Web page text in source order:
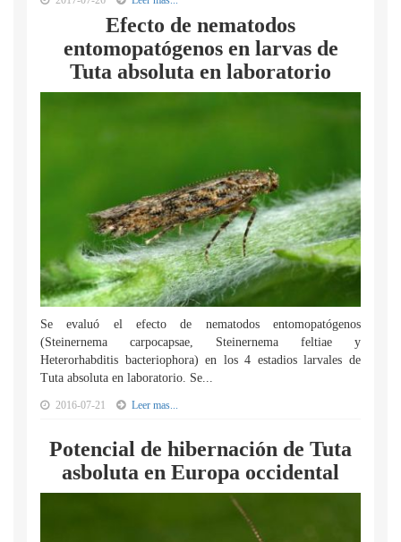
Efecto de nematodos
entomopatógenos en larvas de
Tuta absoluta en laboratorio
Se evaluó el efecto de nematodos entomopatógenos
(Steinernema carpocapsae, Steinernema feltiae y
Heterorhabditis bacteriophora) en los 4 estadios larvales de
Tuta absoluta en laboratorio. Se...
2016-07-21 Leer mas...
Potencial de hibernación de Tuta
asboluta en Europa occidental